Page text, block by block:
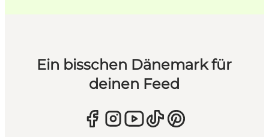
Ein bisschen Dänemark für
deinen Feed